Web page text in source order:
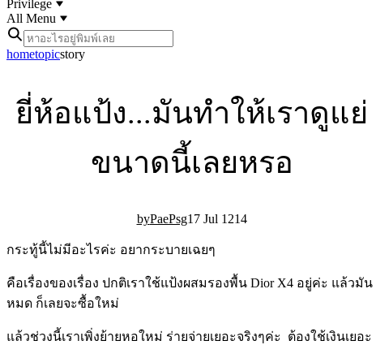
Privilege
All Menu
hometopicstory
ยี่ห้อแป้ง...มันทำให้เราดูแย่
ขนาดนี้เลยหรอ
PaePsg17 Jul 1214
กระทู้นี้ไม่มีอะไรค่ะ อยากระบายเฉยๆ
คือเรื่องของเรื่อง ปกติเราใช้แป้งผสมรองพื้น Dior X4 อยู่ค่ะ แล้วมัน
หมด ก็เลยจะซื้อใหม่
แล้วช่วงนี้เราเพิ่งย้ายหอใหม่ ร่ายจ่ายเยอะจริงๆค่ะ ต้องใช้เงินเยอะ